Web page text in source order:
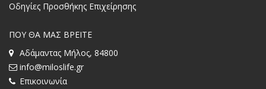
Οδηγίες Προσθήκης Επιχείρησης
ΠΟΥ ΘΑ ΜΑΣ ΒΡΕΙΤΕ
Αδάμαντας Μήλος, 84800
info@miloslife.gr
Επικοινωνία